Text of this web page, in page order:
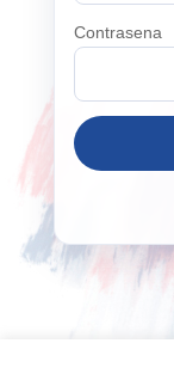
Contrasena